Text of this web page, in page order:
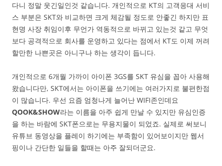
다니 정말 웃긴일인것 같습니다. 개인적으로 KT의 고객응대 서비
스 부분은 SKT와 비교하면 크게 체감될 정도로 안좋긴 하지만 표
현명 사장 취임이후 무언가 역동적으로 바뀌고 있는것 같고 무엇
보다 공격적으로 회사를 운영하고 있다는 점에서 KT도 이제 꺼려
할만한 나쁜곳은 아니구나 하는 생각이 듭니다.
개인적으로 6개월 가까이 아이폰 3GS를 SKT 유심을 꼽아 사용해
왔습니다만, SKT에서는 아이폰을 쓰기에는 여러가지로 불편한점
이 많습니다. 우선 요즘 엄청나게 늘어난 WIFI존인데요
QOOK&SHOW라는 이름을 아주 쉽게 만날 수 있지만 유심인증
을 하는 바람에 SKT폰으로는 무용지물이 되었죠. 실제로 써보니
유튜브 동영상을 플레이 하기에는 부족함이 있어보이지만 웹서
핑이나 간단한 일들을 할때는 아주 잘되더군요.